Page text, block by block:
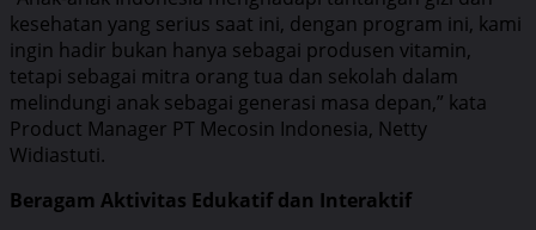
kesehatan yang serius saat ini, dengan program ini, kami
ingin hadir bukan hanya sebagai produsen vitamin,
tetapi sebagai mitra orang tua dan sekolah dalam
melindungi anak sebagai generasi masa depan,” kata
Product Manager PT Mecosin Indonesia, Netty
Widiastuti.
Beragam Aktivitas Edukatif dan Interaktif